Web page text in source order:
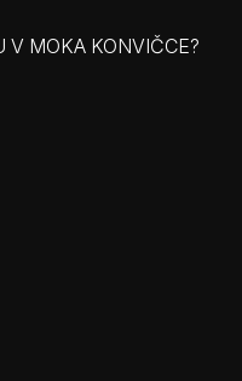
V MOKA KONVIČCE?